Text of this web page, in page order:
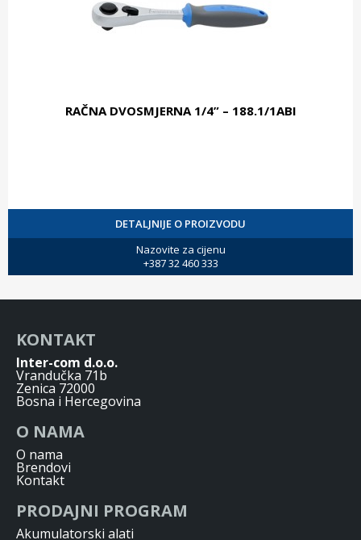
RAČNA DVOSMJERNA 1/4” – 188.1/1ABI
DETALJNIJE O PROIZVODU
Nazovite za cijenu
+387 32 460 333
KONTAKT
Inter-com d.o.o.
Vrandučka 71b
Zenica 72000
Bosna i Hercegovina
O NAMA
O nama
Brendovi
Kontakt
PRODAJNI PROGRAM
Akumulatorski alati